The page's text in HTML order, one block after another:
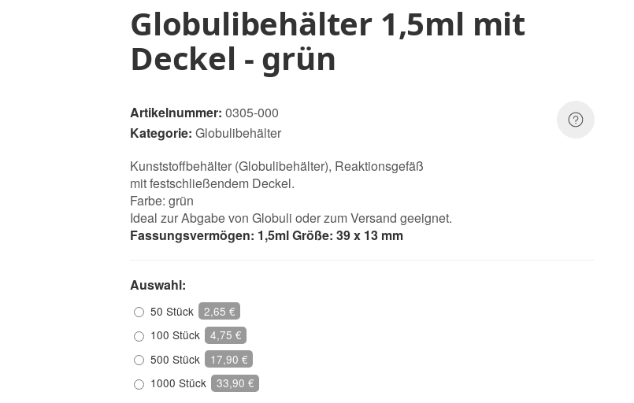
Globulibehälter 1,5ml mit
Deckel - grün
Artikelnummer: 0305-000
Kategorie: Globulibehälter
Kunststoffbehälter (Globulibehälter), Reaktionsgefäß
mit festschließendem Deckel.
Farbe: grün
Ideal zur Abgabe von Globuli oder zum Versand geeignet.
Fassungsvermögen: 1,5ml Größe: 39 x 13 mm
Auswahl:
50 Stück
2,65 €
100 Stück
4,75 €
500 Stück
17,90 €
1000 Stück
33,90 €